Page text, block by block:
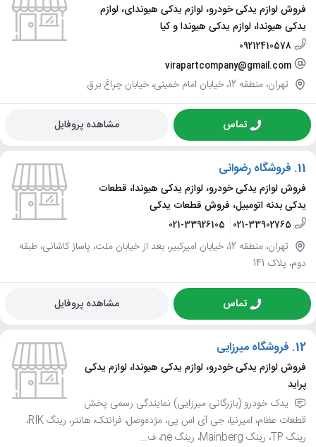
فروش لوازم یدکی خودرو، لوازم یدکی هیوندای، لوازم
یدکی هیوندا، لوازم یدکی هیوندا و کیا
09212410578
virapartcompany@gmail.com
تهران، منطقه 12، خیابان امام خمینی، خیابان چراغ برق
تماس مشاهده پروفایل
11. فروشگاه رضوانی
فروش لوازم یدکی خودرو، لوازم یدکی هیوندا، قطعات
یدکی بدنه اتومبیل، فروش قطعات یدکی
021-33902765
021-33926105
تهران، منطقه 12، خیابان امیرکبیر، بعد از خیابان ملت، پاساژ کاشانی، طبقه
دوم، پلاک 141
تماس مشاهده پروفایل
12. فروشگاه میرزایی
فروش لوازم یدکی خودرو، لوازم یدکی هیوندا، لوازم یدکی
پراید
یدک خودرو (بازرگانی میرزایی) نمایندگی رسمی پخش
قطعات عظام، امیرنیا، جی آی اس پی، مژده‌وصل، فرانتک، هانتر، رینگ RIK،
رینگ TP، رینگ Mainberg، رینگ ne، ف...